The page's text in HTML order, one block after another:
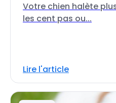
Votre chien halète
les cent pas ou...
Lire l'article